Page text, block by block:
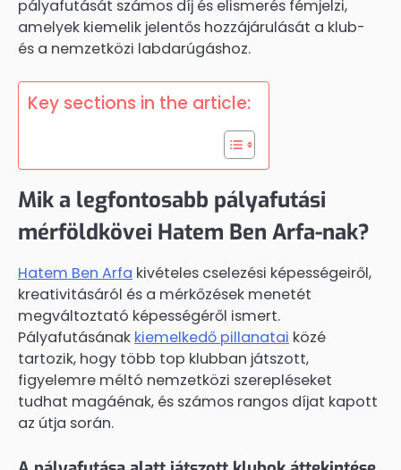
pályafutását számos díj és elismerés fémjelzi,
amelyek kiemelik jelentős hozzájárulását a klub-
és a nemzetközi labdarúgáshoz.
Key sections in the article:
Mik a legfontosabb pályafutási
mérföldkövei Hatem Ben Arfa-nak?
Hatem Ben Arfa kivételes cselezési képességeiről,
kreativitásáról és a mérkőzések menetét
megváltoztató képességéről ismert.
Pályafutásának kiemelkedő pillanatai közé
tartozik, hogy több top klubban játszott,
figyelemre méltó nemzetközi szerepléseket
tudhat magáénak, és számos rangos díjat kapott
az útja során.